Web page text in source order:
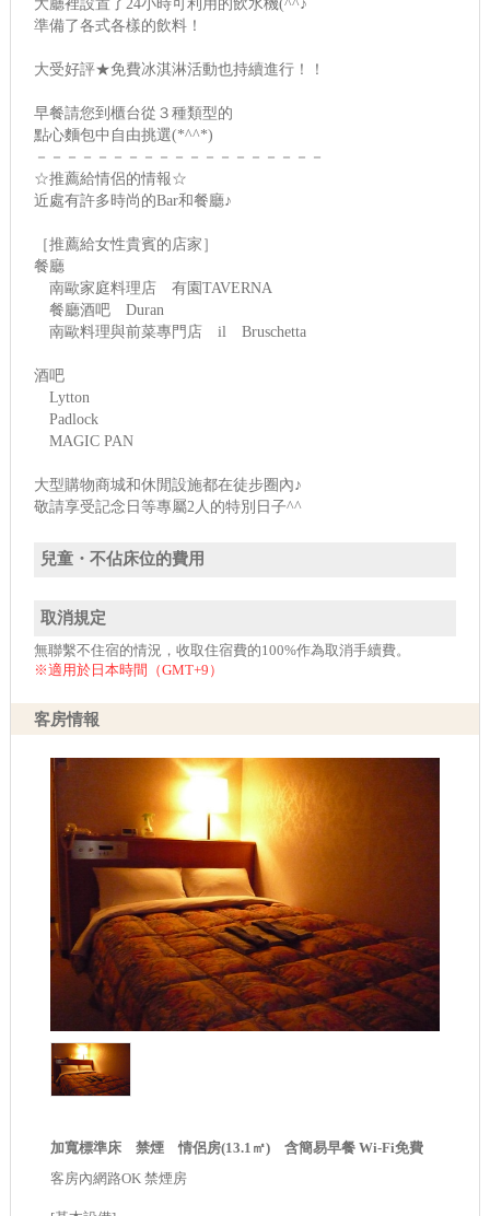
大廳裡設置了24小時可利用的飲水機(^^♪
準備了各式各樣的飲料！
大受好評★免費冰淇淋活動也持續進行！！
早餐請您到櫃台從３種類型的
點心麵包中自由挑選(*^^*)
－－－－－－－－－－－－－－－－－－－
☆推薦給情侶的情報☆
近處有許多時尚的Bar和餐廳♪
［推薦給女性貴賓的店家］
餐廳
南歐家庭料理店 有園TAVERNA
餐廳酒吧 Duran
南歐料理與前菜專門店 il Bruschetta
酒吧
Lytton
Padlock
MAGIC PAN
大型購物商城和休閒設施都在徒步圈內♪
敬請享受記念日等專屬2人的特別日子^^
兒童・不佔床位的費用
取消規定
無聯繫不住宿的情況，收取住宿費的100%作為取消手續費。
※適用於日本時間（GMT+9）
客房情報
加寬標準床 禁煙 情侶房(13.1㎡) 含簡易早餐 Wi-Fi免費
客房內網路OK 禁煙房